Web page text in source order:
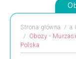
Strona główna a
Obozy -
Polska